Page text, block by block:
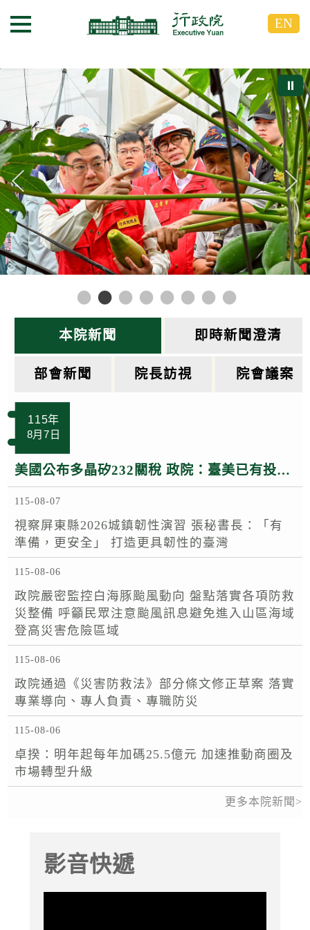
到
塊
G
o
T
o
C
e
n
t
e
r
b
l
到
塊
選單按鈕 EN
⏸
本院新聞 即時新聞澄清
部會新聞 院長訪視 院會議案
115年
8月7日
美國公布多晶矽232關稅 政院：臺美已有投資MOU 半導體多晶矽相關產品適用相關優惠待遇
115-08-07
視察屏東縣2026城鎮韌性演習 張秘書長：「有
準備，更安全」 打造更具韌性的臺灣
115-08-06
政院嚴密監控白海豚颱風動向 盤點落實各項防救
災整備 呼籲民眾注意颱風訊息避免進入山區海域
登高災害危險區域
115-08-06
政院通過《災害防救法》部分條文修正草案 落實
專業導向、專人負責、專職防災
115-08-06
卓揆：明年起每年加碼25.5億元 加速推動商圈及
市場轉型升級
更多本院新聞
影音快遞